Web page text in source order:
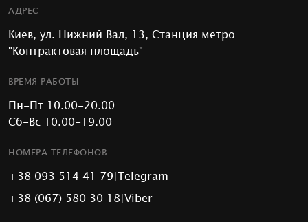
АДРЕС
Киев, ул. Нижний Вал, 13, Станция метро
"Контрактовая площадь"
ВРЕМЯ РАБОТЫ
Пн-Пт 10.00-20.00
Сб-Вс 10.00-19.00
НОМЕРА ТЕЛЕФОНОВ
+38 093 514 41 79|Telegram
+38 (067) 580 30 18|Viber